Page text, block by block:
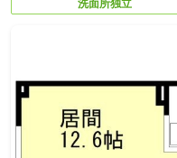
洗面所独立